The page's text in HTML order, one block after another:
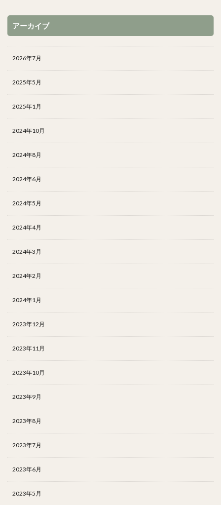
アーカイブ
2026年7月
2025年5月
2025年1月
2024年10月
2024年8月
2024年6月
2024年5月
2024年4月
2024年3月
2024年2月
2024年1月
2023年12月
2023年11月
2023年10月
2023年9月
2023年8月
2023年7月
2023年6月
2023年5月